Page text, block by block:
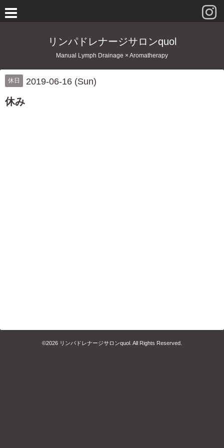
リンパドレナージサロンquol
Manual Lymph Drainage × Aromatherapy
休日 2019-06-16 (Sun)
休み
©2026 リンパドレナージサロンquol . All Rights Reserved.